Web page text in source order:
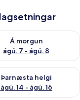
Á morgun
ágú. 7 - ágú. 8
á morgun
9
Þarnæsta helgi
ágú. 14 - ágú. 16
þarnæstu